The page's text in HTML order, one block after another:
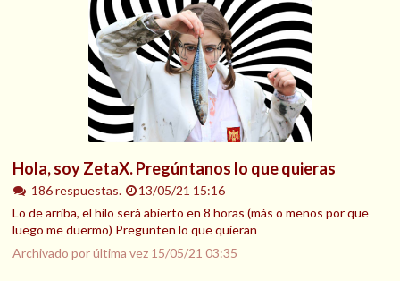
Hola, soy ZetaX. Pregúntanos lo que quieras
186 respuestas.
13/05/21 15:16
Lo de arriba, el hilo será abierto en 8 horas (más o menos por que
luego me duermo) Pregunten lo que quieran
Archivado por última vez 15/05/21 03:35